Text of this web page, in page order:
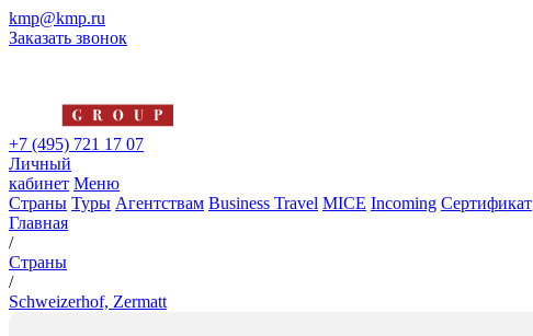
kmp@kmp.ru
Заказать звонок
+7 (495) 721 17 07
Личный
кабинет Меню
Страны Туры Агентствам Business Travel MICE Incoming Сертификат
Главная
/
Страны
/
Schweizerhof, Zermatt